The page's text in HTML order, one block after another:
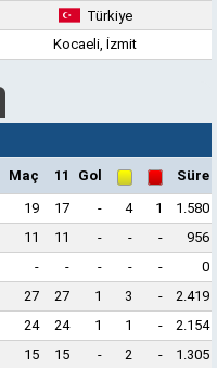
Türkiye
Kocaeli, İzmit
Maç 11 Gol
Süre
19 17 - 4 1
1.580
11 11 - - -
956
- - - - -
0
27 27 1 3 -
2.419
24 24 1 1 -
2.154
15 15 - 2 -
1.305